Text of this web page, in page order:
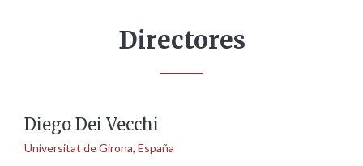
Directores
Diego Dei Vecchi
Universitat de Girona, España